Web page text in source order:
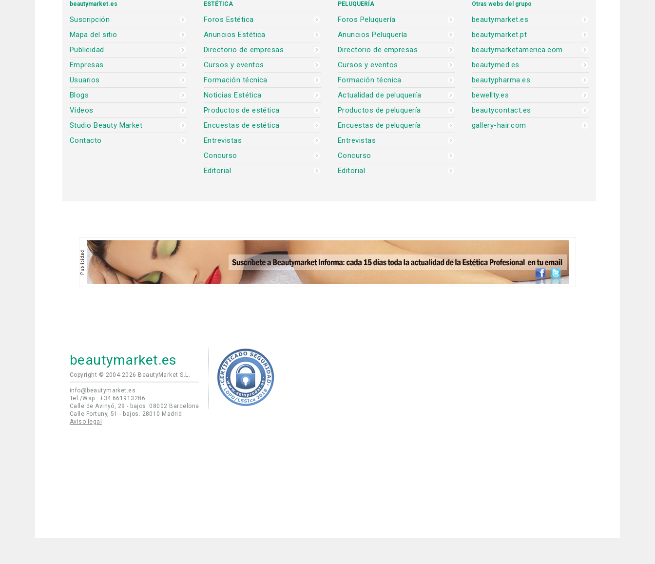
beautymarket.es
Suscripción
Mapa del sitio
Publicidad
Empresas
Usuarios
Blogs
Videos
Studio Beauty Market
Contacto
ESTÉTICA
Foros Estética
Anuncios Estética
Directorio de empresas
Cursos y eventos
Formación técnica
Noticias Estética
Productos de estética
Encuestas de estética
Entrevistas
Concurso
Editorial
PELUQUERÍA
Foros Peluquería
Anuncios Peluquería
Directorio de empresas
Cursos y eventos
Formación técnica
Actualidad de peluquería
Productos de peluquería
Encuestas de peluquería
Entrevistas
Concurso
Editorial
Otras webs del grupo
beautymarket.es
beautymarket.pt
beautymarketamerica.com
beautymed.es
beautypharma.es
bewellty.es
beautycontact.es
gallery-hair.com
beautymarket.es
Copyright © 2004-2026 BeautyMarket S.L.
info@beautymarket.es
Tel./Wsp.: +34 661913286
Calle de Avinyó, 29 - bajos. 08002 Barcelona
Calle Fortuny, 51 - bajos. 28010 Madrid
Aviso legal